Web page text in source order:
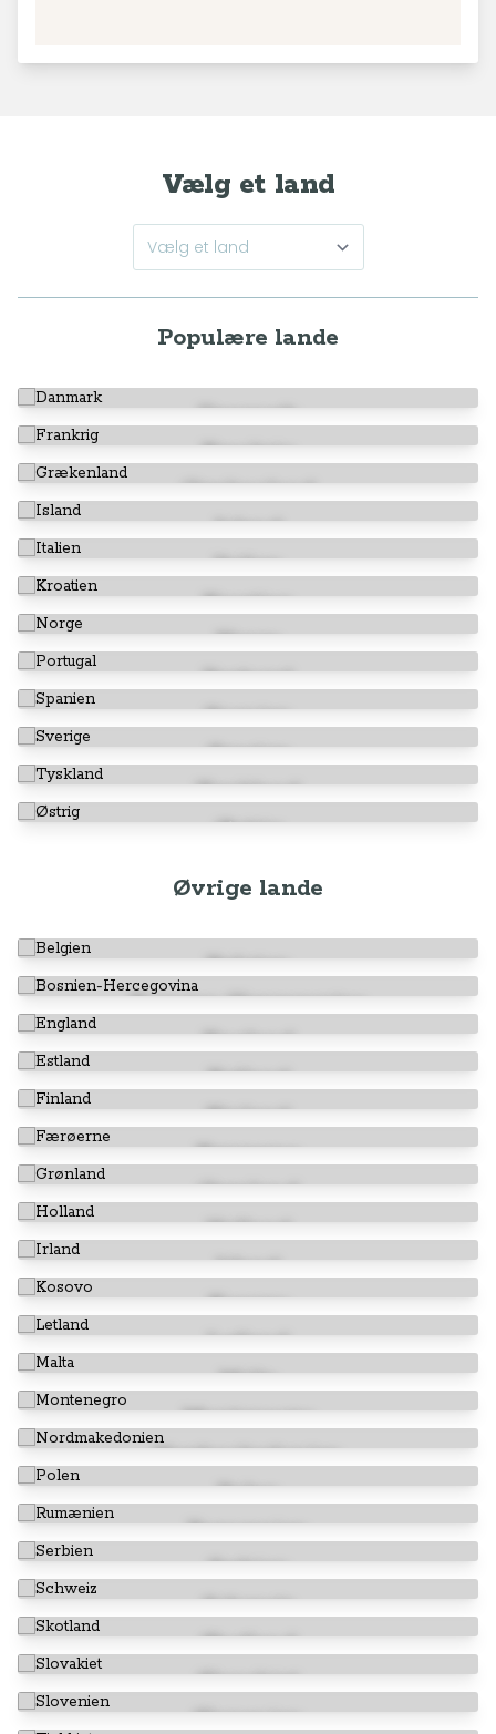
30
Vælg et land
Populære lande
Danmark
Frankrig
Grækenland
Island
Italien
Kroatien
Norge
Portugal
Spanien
Sverige
Tyskland
Østrig
Øvrige lande
Belgien
Bosnien-Hercegovina
England
Estland
Finland
Færøerne
Grønland
Holland
Irland
Kosovo
Letland
Malta
Montenegro
Nordmakedonien
Polen
Rumænien
Serbien
Schweiz
Skotland
Slovakiet
Slovenien